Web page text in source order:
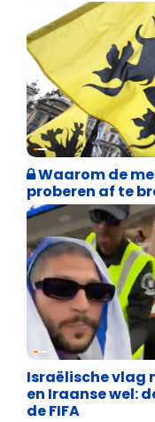
Weekblad 't
Waarom de
proberen af te
Identiteit
Israëlische vlag
en Iraanse wel:
de FIFA